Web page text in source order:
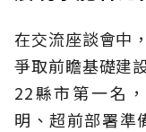
在交流座談會中
爭取前瞻基礎建
22縣市第一名
明、超前部署準